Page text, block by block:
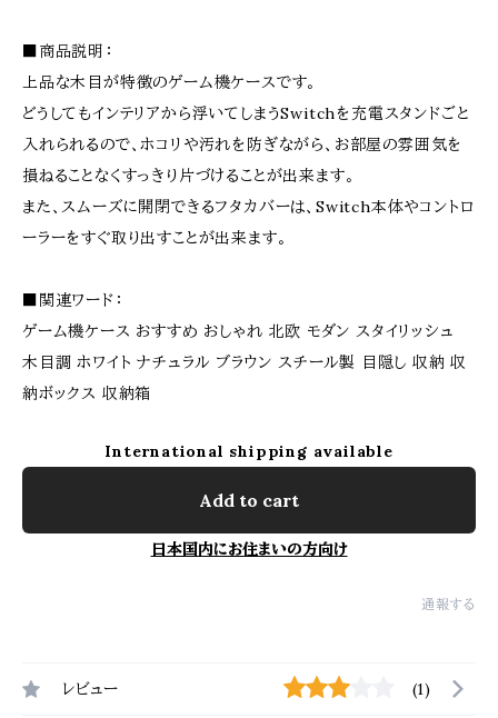
■商品説明：
上品な木目が特徴のゲーム機ケースです。
どうしてもインテリアから浮いてしまうSwitchを充電スタンドごと
入れられるので、ホコリや汚れを防ぎながら、お部屋の雰囲気を
損ねることなくすっきり片づけることが出来ます。
また、スムーズに開閉できるフタカバーは、Switch本体やコントロ
ーラーをすぐ取り出すことが出来ます。
■関連ワード：
ゲーム機ケース おすすめ おしゃれ 北欧 モダン スタイリッシュ
木目調 ホワイト ナチュラル ブラウン スチール製 目隠し 収納 収
納ボックス 収納箱
International shipping available
Add to cart
日本国内にお住まいの方向け
通報する
レビュー (1)